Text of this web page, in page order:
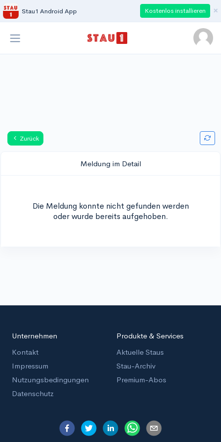
Stau1 Android App Kostenlos installieren ×
Zurück
Meldung im Detail
Die Meldung konnte nicht gefunden werden
oder wurde bereits aufgehoben.
Unternehmen
Kontakt
Impressum
Nutzungsbedingungen
Datenschutz
Produkte & Services
Aktuelle Staus
Stau-Archiv
Premium-Abos